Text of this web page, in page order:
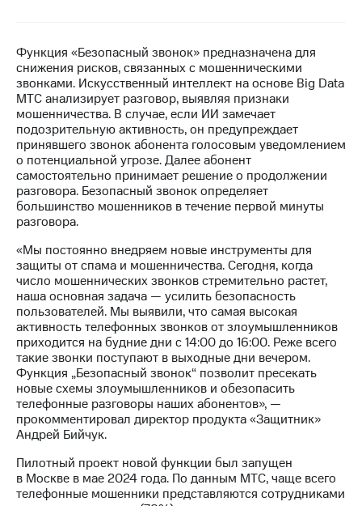
Контакты
Новости
в
регионе
и акционерам
Корпоративное
управление
Корпоративный
секретарь
информации
Информация
акционерам
Документы
ПАО
"МТС"
Собрания
акционеров
Личный
кабинет
акционера
Акционерный
капитал
Контроль
и
аудит
Функция «Безопасный звонок» предназначена для
снижения рисков, связанных с мошенническими
звонками. Искусственный интеллект на основе Big Data
МТС анализирует разговор, выявляя признаки
мошенничества. В случае, если ИИ замечает
подозрительную активность, он предупреждает
принявшего звонок абонента голосовым уведомлением
о потенциальной угрозе. Далее абонент
самостоятельно принимает решение о продолжении
разговора. Безопасный звонок определяет
большинство мошенников в течение первой минуты
разговора.
«Мы постоянно внедряем новые инструменты для
защиты от спама и мошенничества. Сегодня, когда
число мошеннических звонков стремительно растет,
наша основная задача — усилить безопасность
пользователей. Мы выявили, что самая высокая
активность телефонных звонков от злоумышленников
приходится на будние дни с 14:00 до 16:00. Реже всего
такие звонки поступают в выходные дни вечером.
Функция „Безопасный звонок“ позволит пресекать
новые схемы злоумышленников и обезопасить
телефонные разговоры наших абонентов», —
прокомментировал директор продукта «Защитник»
Андрей Бийчук.
Пилотный проект новой функции был запущен
в Москве в мае 2024 года. По данным МТС, чаще всего
телефонные мошенники представляются сотрудниками